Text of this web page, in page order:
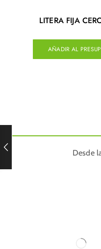
LITERA FIJA
AÑADIR AL
Desde